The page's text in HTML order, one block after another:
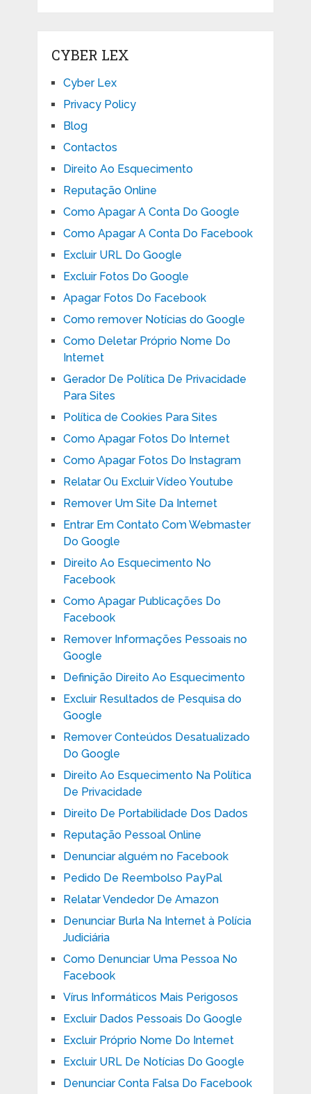
CYBER LEX
Cyber Lex
Privacy Policy
Blog
Contactos
Direito Ao Esquecimento
Reputação Online
Como Apagar A Conta Do Google
Como Apagar A Conta Do Facebook
Excluir URL Do Google
Excluir Fotos Do Google
Apagar Fotos Do Facebook
Como remover Notícias do Google
Como Deletar Próprio Nome Do
Internet
Gerador De Política De Privacidade
Para Sites
Política de Cookies Para Sites
Como Apagar Fotos Do Internet
Como Apagar Fotos Do Instagram
Relatar Ou Excluir Vídeo Youtube
Remover Um Site Da Internet
Entrar Em Contato Com Webmaster
Do Google
Direito Ao Esquecimento No
Facebook
Como Apagar Publicações Do
Facebook
Remover Informações Pessoais no
Google
Definição Direito Ao Esquecimento
Excluir Resultados de Pesquisa do
Google
Remover Conteúdos Desatualizado
Do Google
Direito Ao Esquecimento Na Política
De Privacidade
Direito De Portabilidade Dos Dados
Reputação Pessoal Online
Denunciar alguém no Facebook
Pedido De Reembolso PayPal
Relatar Vendedor De Amazon
Denunciar Burla Na Internet à Polícia
Judiciária
Como Denunciar Uma Pessoa No
Facebook
Vírus Informáticos Mais Perigosos
Excluir Dados Pessoais Do Google
Excluir Próprio Nome Do Internet
Excluir URL De Notícias Do Google
Denunciar Conta Falsa Do Facebook